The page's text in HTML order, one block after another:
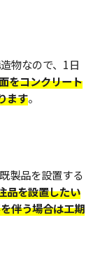
物なので、1日
をコンクリート
ます。
製品を設置する
品を設置したい
伴う場合は工期